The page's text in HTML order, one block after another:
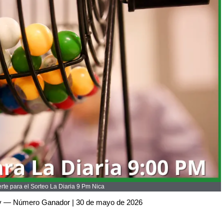
para el Sorteo La Diaria 9 Pm Nica
— Número Ganador | 30 de mayo de 2026